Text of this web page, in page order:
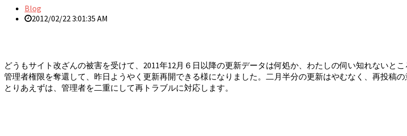
Blog
2012/02/22 3:01:35 AM
どうもサイト改ざんの被害を受けて、2011年12月６日以降の更新データは何処か、わたしの伺い知れないと
管理者権限を奪還して、昨日ようやく更新再開できる様になりました。二月半分の更新はやむなく、再投稿の
とりあえずは、管理者を二重にして再トラブルに対応します。